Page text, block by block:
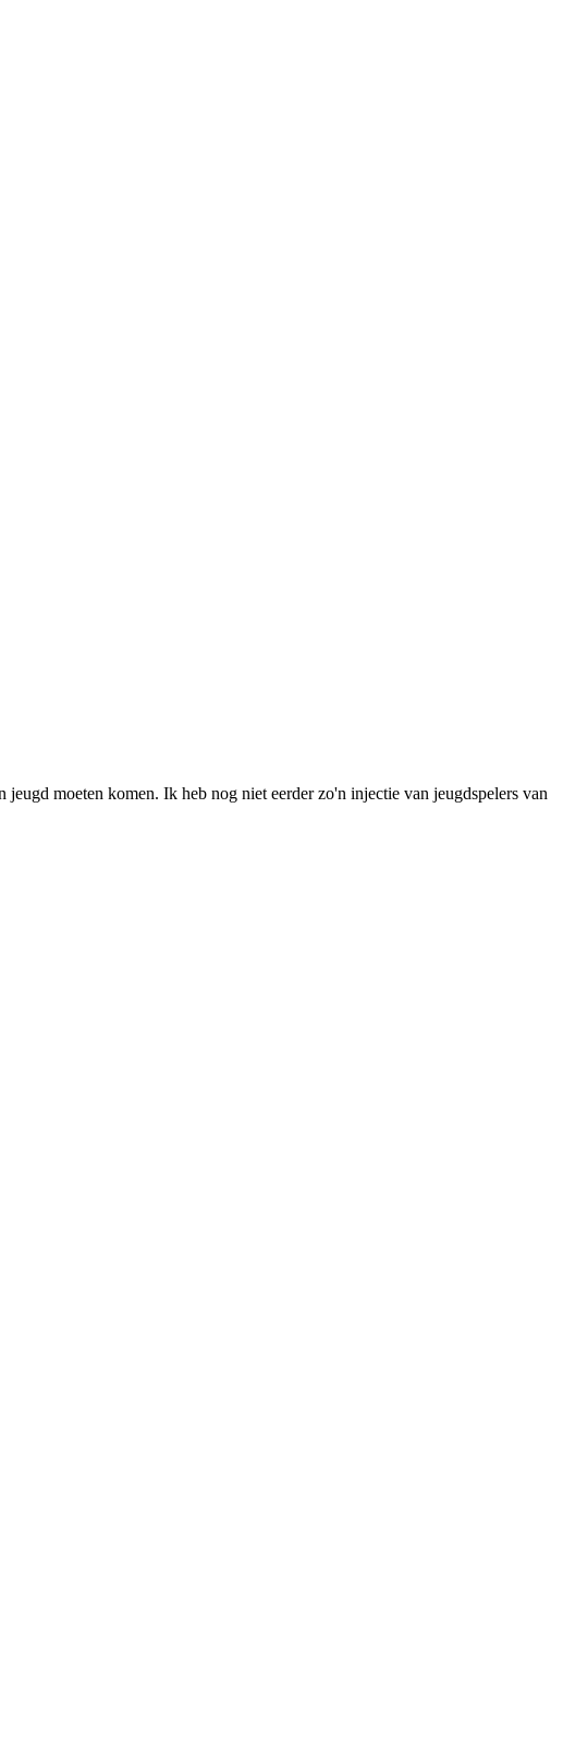
moeten komen. Ik heb nog niet eerder zo'n injectie van jeugdspelers van